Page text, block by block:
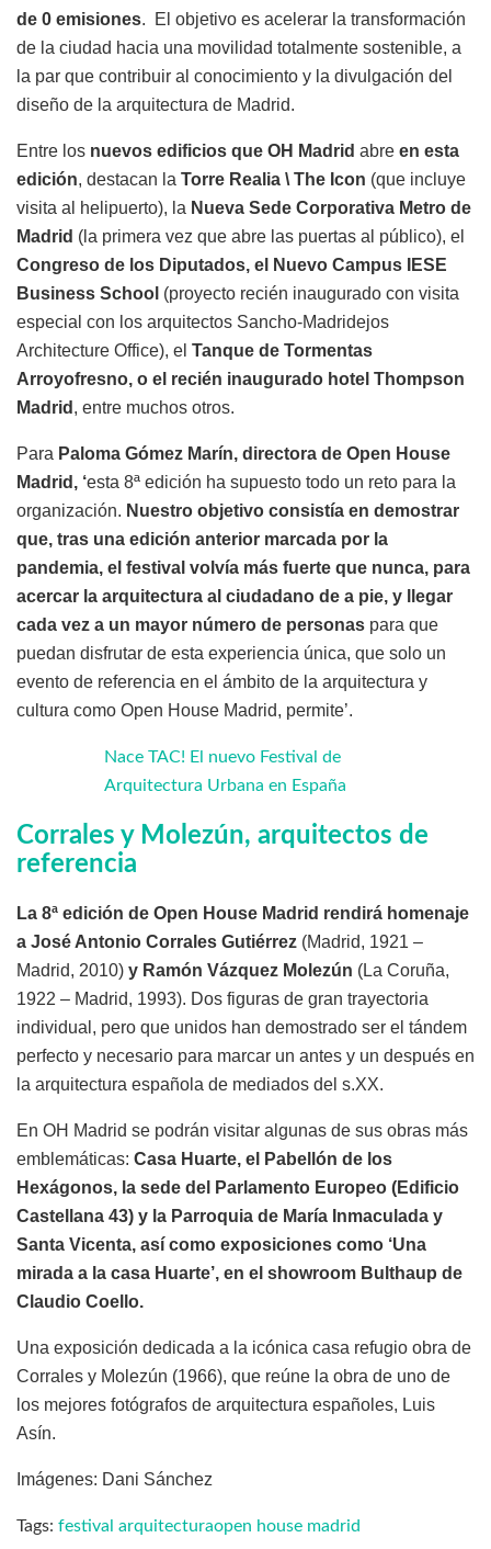
de 0 emisiones. El objetivo es acelerar la transformación
de la ciudad hacia una movilidad totalmente sostenible, a
la par que contribuir al conocimiento y la divulgación del
diseño de la arquitectura de Madrid.
Entre los nuevos edificios que OH Madrid abre en esta
edición, destacan la Torre Realia \ The Icon (que incluye
visita al helipuerto), la Nueva Sede Corporativa Metro de
Madrid (la primera vez que abre las puertas al público), el
Congreso de los Diputados, el Nuevo Campus IESE
Business School (proyecto recién inaugurado con visita
especial con los arquitectos Sancho-Madridejos
Architecture Office), el Tanque de Tormentas
Arroyofresno, o el recién inaugurado hotel Thompson
Madrid , entre muchos otros.
Para Paloma Gómez Marín, directora de Open House
Madrid, ‘esta 8ª edición ha supuesto todo un reto para la
organización. Nuestro objetivo consistía en demostrar
que, tras una edición anterior marcada por la
pandemia, el festival volvía más fuerte que nunca, para
acercar la arquitectura al ciudadano de a pie, y llegar
cada vez a un mayor número de personas para que
puedan disfrutar de esta experiencia única, que solo un
evento de referencia en el ámbito de la arquitectura y
cultura como Open House Madrid, permite’.
Nace TAC! El nuevo Festival de
Arquitectura Urbana en España
Corrales y Molezún, arquitectos de
referencia
La 8ª edición de Open House Madrid rendirá homenaje
a José Antonio Corrales Gutiérrez (Madrid, 1921 –
Madrid, 2010) y Ramón Vázquez Molezún (La Coruña,
1922 – Madrid, 1993). Dos figuras de gran trayectoria
individual, pero que unidos han demostrado ser el tándem
perfecto y necesario para marcar un antes y un después en
la arquitectura española de mediados del s.XX.
En OH Madrid se podrán visitar algunas de sus obras más
emblemáticas: Casa Huarte, el Pabellón de los
Hexágonos, la sede del Parlamento Europeo (Edificio
Castellana 43) y la Parroquia de María Inmaculada y
Santa Vicenta, así como exposiciones como ‘Una
mirada a la casa Huarte’, en el showroom Bulthaup de
Claudio Coello.
Una exposición dedicada a la icónica casa refugio obra de
Corrales y Molezún (1966), que reúne la obra de uno de
los mejores fotógrafos de arquitectura españoles, Luis
Asín.
Imágenes: Dani Sánchez
Tags: festival arquitecturaopen house madrid